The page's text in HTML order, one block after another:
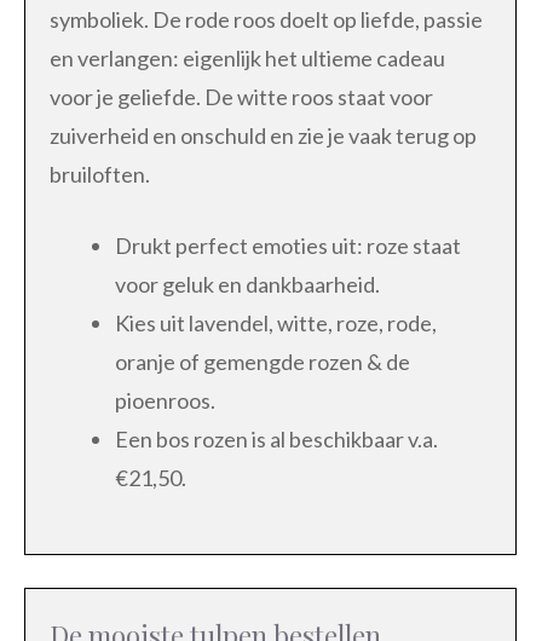
symboliek. De rode roos doelt op liefde, passie
en verlangen: eigenlijk het ultieme cadeau
voor je geliefde. De witte roos staat voor
zuiverheid en onschuld en zie je vaak terug op
bruiloften.
Drukt perfect emoties uit: roze staat
voor geluk en dankbaarheid.
Kies uit lavendel, witte, roze, rode,
oranje of gemengde rozen & de
pioenroos.
Een bos rozen is al beschikbaar v.a.
€21,50.